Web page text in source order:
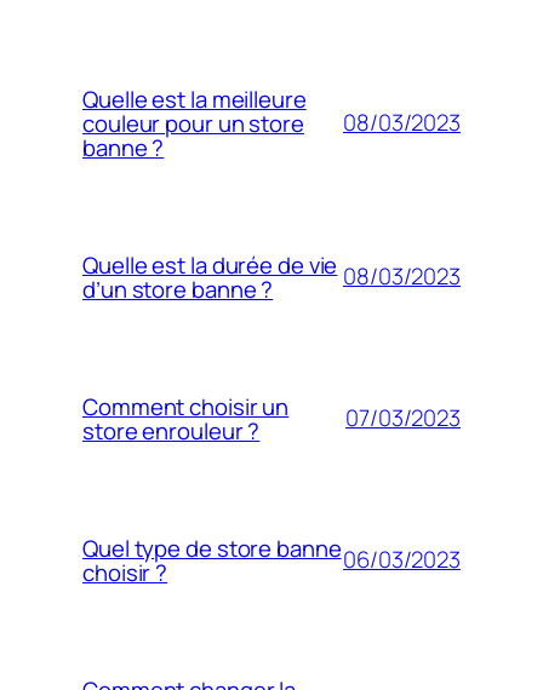
Quelle est la meilleure
couleur pour un store
banne ?
08/03/2023
Quelle est la durée de vie
d’un store banne ? 08/03/2023
Comment choisir un
store enrouleur ? 07/03/2023
Quel type de store banne
choisir ? 06/03/2023